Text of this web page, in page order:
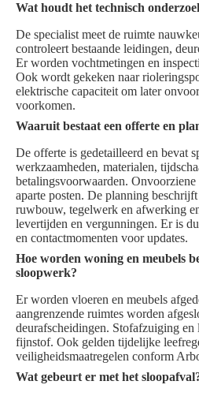
Wat houdt het technisch
De specialist meet de ruimte
controleert bestaande leidingen,
Er worden vochtmetingen en
Ook wordt gekeken naar
elektrische capaciteit om later
voorkomen.
Waaruit bestaat een offerte en
De offerte is gedetailleerd en bevat
werkzaamheden, materialen,
betalingsvoorwaarden. Onvoorziene
aparte posten. De planning
ruwbouw, tegelwerk en afwerking
levertijden en vergunningen. Er is
en contactmomenten voor updates.
Hoe worden woning en meubels
sloopwerk?
Er worden vloeren en meubels
aangrenzende ruimtes worden
deurafscheidingen. Stofafzuiging
fijnstof. Ook gelden tijdelijke
veiligheidsmaatregelen conform
Wat gebeurt er met het